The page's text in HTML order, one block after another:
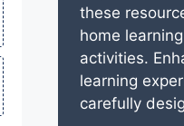
these
home
activities.
learning
carefully